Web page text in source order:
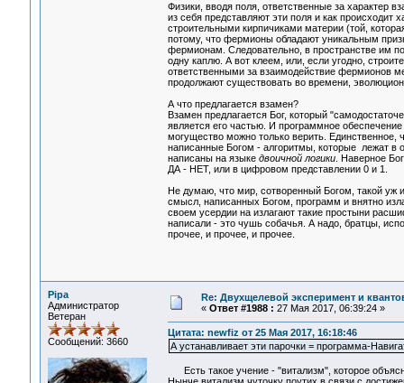
Физики, вводя поля, ответственные за характер
из себя представляют эти поля и как происходит
строительными кирпичиками материи (той,
потому, что фермионы обладают уникальным
фермионам. Следовательно, в пространстве им
одну каплю. А вот клеем, или, если угодно,
ответственными за взаимодействие фермионов
продолжают существовать во времени,
А что предлагается взамен?
Взамен предлагается Бог, который
является его частью. И программное
могущество можно только верить.
написанные Богом - алгоритмы, которые лежат в
написаны на языке двоичной логики. Наверное
ДА - НЕТ, или в цифровом представлении 0 и 1.
Не думаю, что мир, сотворенный Богом, такой уж
смысл, написанных Богом, программ и внятно
своем усердии на излагают такие простыни
написали - это чушь собачья. А надо, братцы,
прочее, и прочее, и прочее.
Pipa
Администратор
Ветеран
Сообщений: 3660
Re: Двухщелевой эксперимент и
« Ответ #1988 : 27 Мая 2017, 06:39:24 »
Цитата: newfiz от 25 Мая 2017, 16:18:46
А устанавливает эти парочки = программа-
Есть такое учение - "витализм", которое